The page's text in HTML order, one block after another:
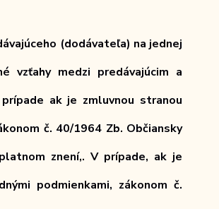
(dodávateľa) na jednej
vzťahy medzi predávajúcim a
ak je zmluvnou stranou
č. 40/1964 Zb. Občiansky
znení,. V prípade, ak je
podmienkami, zákonom č.